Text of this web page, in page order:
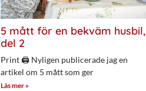
5 mått för en bekväm husbil,
del 2
Print 🖨 Nyligen publicerade jag en
artikel om 5 mått som ger
Läs mer »